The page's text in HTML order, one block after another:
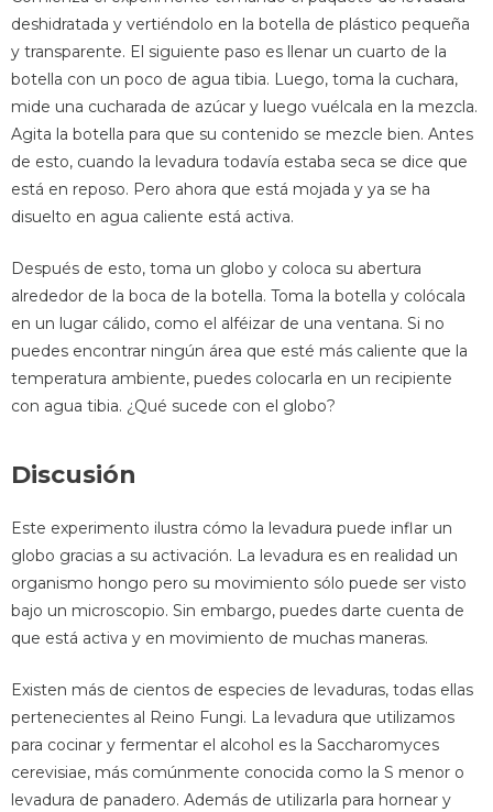
deshidratada y vertiéndolo en la botella de plástico pequeña
y transparente. El siguiente paso es llenar un cuarto de la
botella con un poco de agua tibia. Luego, toma la cuchara,
mide una cucharada de azúcar y luego vuélcala en la mezcla.
Agita la botella para que su contenido se mezcle bien. Antes
de esto, cuando la levadura todavía estaba seca se dice que
está en reposo. Pero ahora que está mojada y ya se ha
disuelto en agua caliente está activa.
Después de esto, toma un globo y coloca su abertura
alrededor de la boca de la botella. Toma la botella y colócala
en un lugar cálido, como el alféizar de una ventana. Si no
puedes encontrar ningún área que esté más caliente que la
temperatura ambiente, puedes colocarla en un recipiente
con agua tibia. ¿Qué sucede con el globo?
Discusión
Este experimento ilustra cómo la levadura puede inflar un
globo gracias a su activación. La levadura es en realidad un
organismo hongo pero su movimiento sólo puede ser visto
bajo un microscopio. Sin embargo, puedes darte cuenta de
que está activa y en movimiento de muchas maneras.
Existen más de cientos de especies de levaduras, todas ellas
pertenecientes al Reino Fungi. La levadura que utilizamos
para cocinar y fermentar el alcohol es la Saccharomyces
cerevisiae, más comúnmente conocida como la S menor o
levadura de panadero. Además de utilizarla para hornear y